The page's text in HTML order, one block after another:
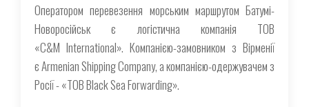
Оператором перевезення морським маршрутом Батумі-
Новоросійськ є логістична компанія ТОВ
«C&M International». Компанією-замовником з Вірменії
є Armenian Shipping Company, а компанією-одержувачем з
Росії - «ТОВ Black Sea Forwarding».